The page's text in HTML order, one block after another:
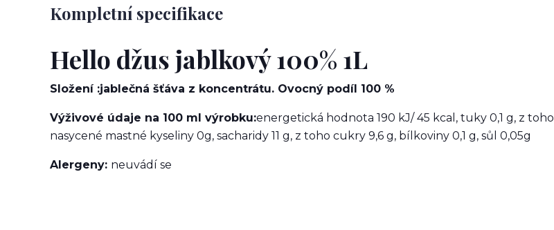
Kompletní specifikace
Hello džus jablkový 100% 1L
Složení :jablečná šťáva z koncentrátu. Ovocný podíl 100 %
Výživové údaje na 100 ml výrobku:energetická hodnota 190 kJ/ 45 kcal, tuky 0,1 g, z toho
nasycené mastné kyseliny 0g, sacharidy 11 g, z toho cukry 9,6 g, bílkoviny 0,1 g, sůl 0,05g
Alergeny: neuvádí se